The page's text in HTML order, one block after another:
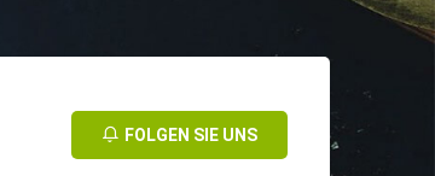
FOLGEN SIE UNS